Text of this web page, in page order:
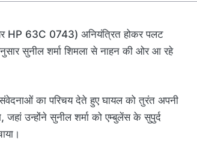
HP 63C 0743) अनियंत्रित होकर पलट
सुनील शर्मा शिमला से नाहन की ओर आ रहे
संवेदनाओं का परिचय देते हुए घायल को तुरंत अपनी
उन्होंने सुनील शर्मा को एम्बुलेंस के सुपुर्द